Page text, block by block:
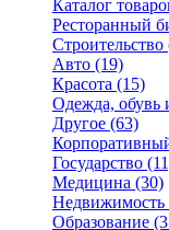
Каталог
Ресторанный
Строительство
Авто (19)
Красота (15)
Одежда, обувь
Другое (63)
Государство
Медицина (30)
Недвижимость
Образование